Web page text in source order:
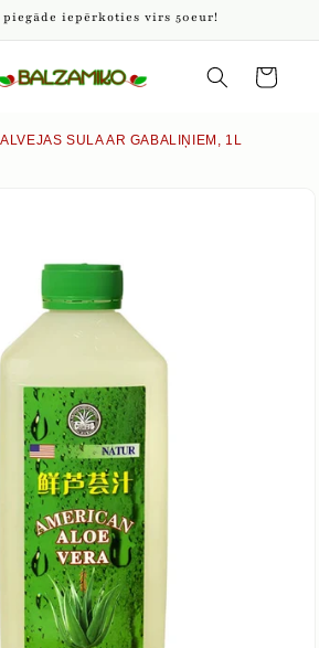
piegāde iepērkoties virs 50eur!
grozs
ALVEJAS SULA AR GABALIŅIEM, 1L